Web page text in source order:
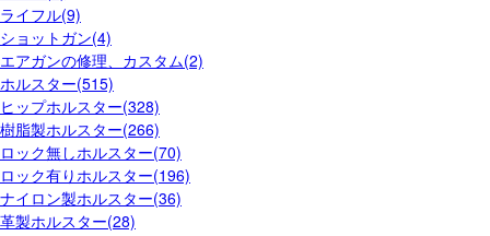
ライフル(9)
ショットガン(4)
エアガンの修理、カスタム(2)
ホルスター(515)
ヒップホルスター(328)
樹脂製ホルスター(266)
ロック無しホルスター(70)
ロック有りホルスター(196)
ナイロン製ホルスター(36)
革製ホルスター(28)